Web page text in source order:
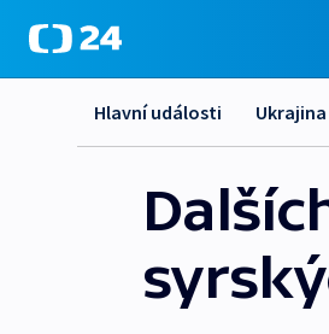
Hlavní události Ukrajina